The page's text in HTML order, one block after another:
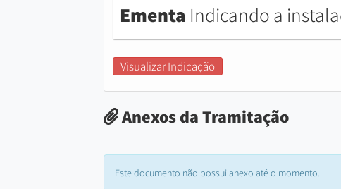
Ementa Indicando a
Visualizar Indicação
Anexos da Tramitação
Este documento não possui anexo até o momento.